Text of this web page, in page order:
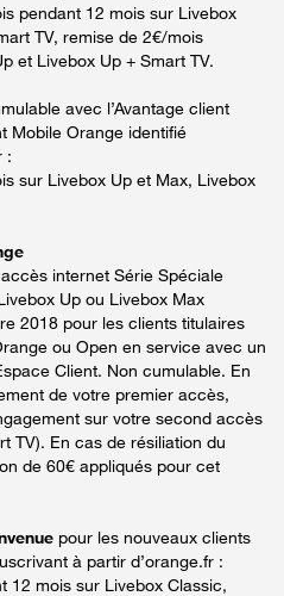
pendant 12 mois sur Livebox
TV, remise de 2€/mois
et Livebox Up + Smart TV.
avec l’Avantage client
Mobile Orange identifié
:
sur Livebox Up et Max, Livebox
internet Série Spéciale
Up ou Livebox Max
2018 pour les clients titulaires
ou Open en service avec un
Client. Non cumulable. En
de votre premier accès,
sur votre second accès
TV). En cas de résiliation du
de 60€ appliqués pour cet
pour les nouveaux clients
à partir d’orange.fr :
12 mois sur Livebox Classic,